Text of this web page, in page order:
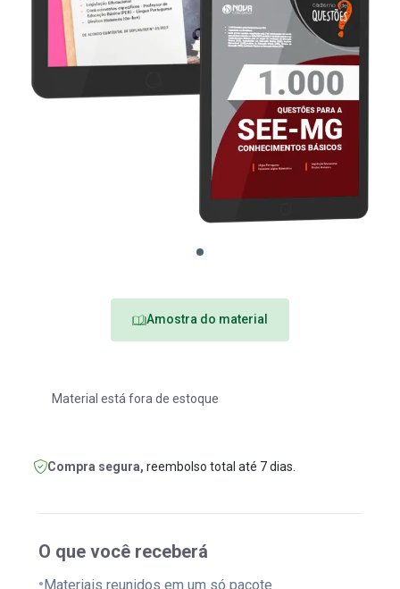
O que você receberá
•Materiais reunidos em um só pacote
Amostra do material
Material está fora de estoque
Compra segura, reembolso total até 7 dias.